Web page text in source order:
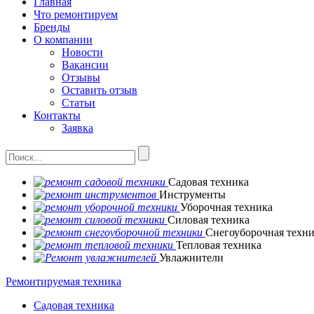
Что ремонтируем
Бренды
О компании
Новости
Вакансии
Отзывы
Оставить отзыв
Статьи
Контакты
Заявка
Садовая техника
Инструменты
Уборочная техника
Силовая техника
Снегоуборочная
Тепловая техника
Увлажнители
Ремонтируемая техника
Садовая техника